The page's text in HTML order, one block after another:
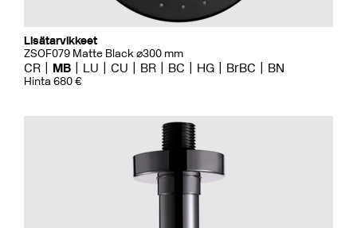
Lisätarvikkeet
ZSOF079 Matte Black ⌀300 mm
CR MB LU CU BR BC HG BrBC BN
Hinta 680 €